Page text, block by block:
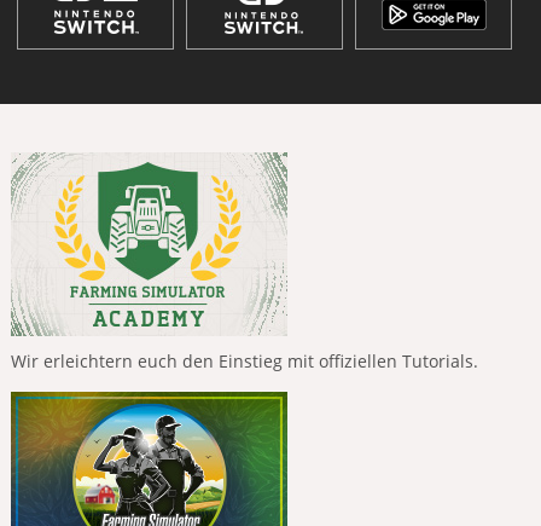
Wir erleichtern euch den Einstieg mit offiziellen Tutorials.